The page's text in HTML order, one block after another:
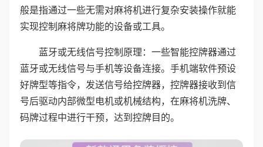
般是指通过一些无需对麻将机进行复杂安装操作就能
实现控制麻将牌功能的设备或工具。
蓝牙或无线信号控制原理：一些智能控牌器通过
蓝牙或无线信号与手机等设备连接。手机端软件预设
好牌型等指令，发送信号给控牌器，控牌器接收到信
号后驱动内部微型电机或机械结构，在麻将机洗牌、
码牌过程中进行干预，达到控牌目的。